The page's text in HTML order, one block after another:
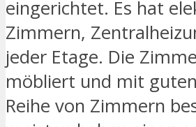
eingerichtet. Es hat
Zimmern,
jeder Etage. Die
möbliert und mit
Reihe von Zimmern